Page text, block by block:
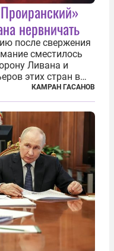
нервничать
после свержения
сместилось
Ливана и
этих стран в
компании
Киркука и
КАМРАН ГАСАНОВ